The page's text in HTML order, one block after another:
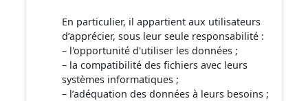
En particulier, il appartient aux utilisateurs
d’apprécier, sous leur seule responsabilité :
– l'opportunité d'utiliser les données ;
– la compatibilité des fichiers avec leurs
systèmes informatiques ;
– l’adéquation des données à leurs besoins ;